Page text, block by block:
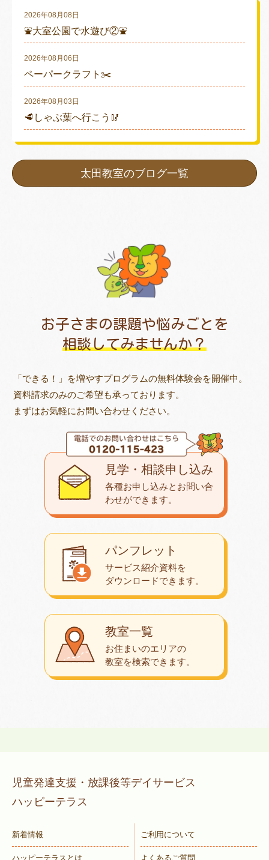
2026年08月08日
⛲大室公園で水遊び②⛲
2026年08月06日
ペーパークラフト✂️
2026年08月03日
🥩しゃぶ葉へ行こう🥢
太田教室のブログ一覧
お子さまの課題や悩みごとを
相談してみませんか？
「できる！」を増やすプログラムの無料体験会を開催中。
資料請求のみのご希望も承っております。
まずはお気軽にお問い合わせください。
教室一覧
お住まいのエリアの
教室を検索できます。
パンフレット
サービス紹介資料を
ダウンロードできます。
見学・相談申し込み
各種お申し込みとお問い合
わせができます。
児童発達支援・放課後等デイサービス
ハッピーテラス
新着情報
ハッピーテラスとは
ご利用について
よくあるご質問